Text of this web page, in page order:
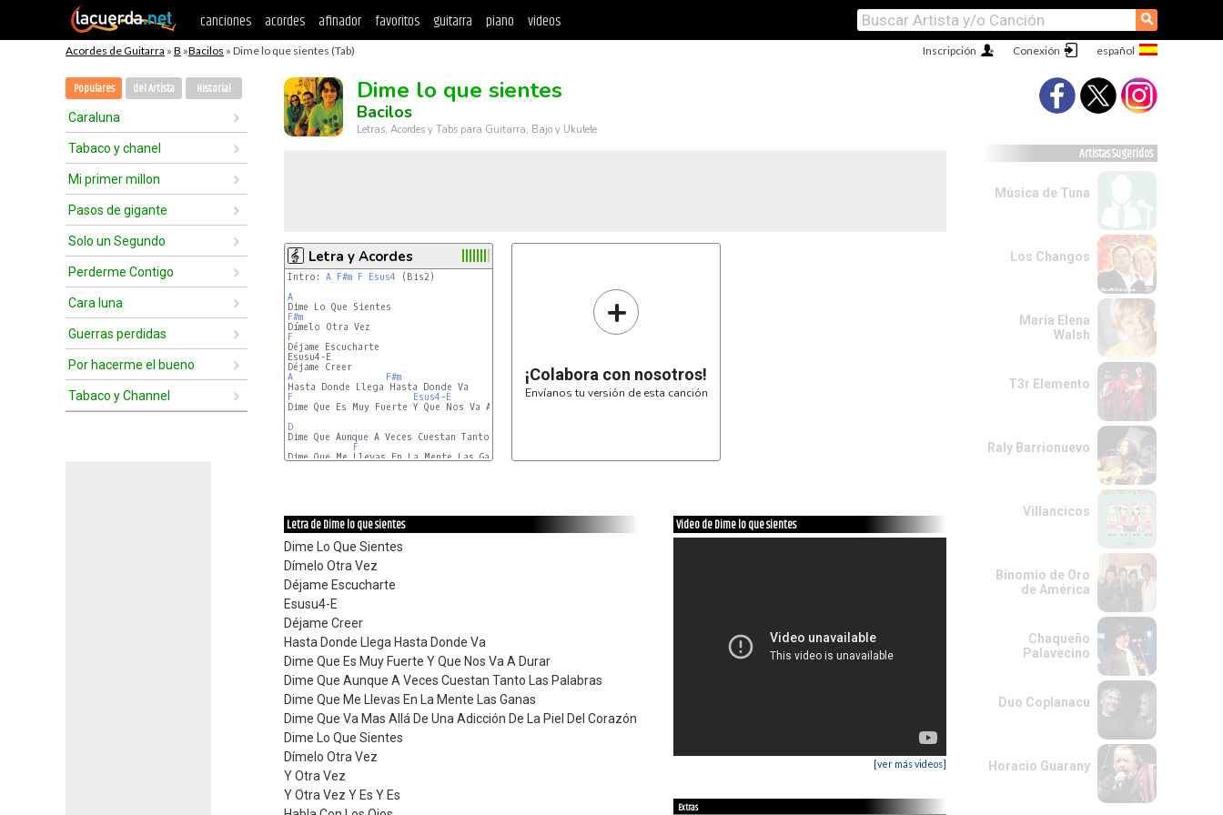
canciones acordes afinador favoritos guitarra piano videos ⚲
Acordes de Guitarra » B »Bacilos » Dime lo que sientes (Tab) Conexión
Inscripción
Populares del Artista Historial
Caraluna
Tabaco y chanel
Mi primer millon
Pasos de gigante
Solo un Segundo
Perderme Contigo
Cara luna
Guerras perdidas
Por hacerme el bueno
Tabaco y Channel
Dime lo que sientes
Bacilos
Letras, Acordes y Tabs para Guitarra, Bajo y Ukulele
Letra y Acordes
Intro: A F#m F Esus4 (Bis2)
A
F#m
F
Esusu4-E
A
F#m
F
Esus4-E
Dime Que Es Muy Fuerte Y Que Nos Va A Durar
D
Dime Que Aunque A Veces Cuestan Tanto Las Palabras
F
+
¡Colabora con nosotros!
Envíanos tu versión de esta canción
Letra de Dime lo que sientes
Dime Lo Que Sientes
Dímelo Otra Vez
Déjame Escucharte
Esusu4-E
Déjame Creer
Hasta Donde Llega Hasta Donde Va
Dime Que Es Muy Fuerte Y Que Nos Va A Durar
Dime Que Aunque A Veces Cuestan Tanto Las Palabras
Dime Que Me Llevas En La Mente Las Ganas
Dime Que Va Mas Allá De Una Adicción De La Piel Del Corazón
Dime Lo Que Sientes
Dímelo Otra Vez
Y Otra Vez
Y Otra Vez Y Es Y Es
Video de Dime lo que sientes
[ver más videos]
Extras
Artistas Sugeridos
Música de Tuna
Los Changos
María Elena
Walsh
T3r Elemento
Raly Barrionuevo
Villancicos
Binomio de Oro
de América
Chaqueño
Palavecino
Duo Coplanacu
Horacio Guarany